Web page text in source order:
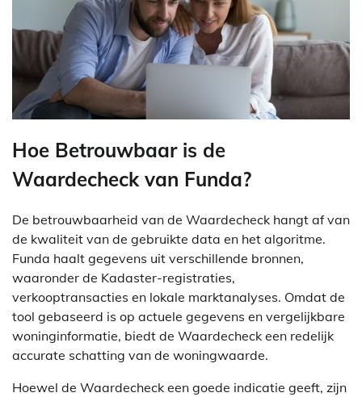
Hoe Betrouwbaar is de
Waardecheck van Funda?
De betrouwbaarheid van de Waardecheck hangt af van
de kwaliteit van de gebruikte data en het algoritme.
Funda haalt gegevens uit verschillende bronnen,
waaronder de Kadaster-registraties,
verkooptransacties en lokale marktanalyses. Omdat de
tool gebaseerd is op actuele gegevens en vergelijkbare
woninginformatie, biedt de Waardecheck een redelijk
accurate schatting van de woningwaarde.
Hoewel de Waardecheck een goede indicatie geeft, zijn